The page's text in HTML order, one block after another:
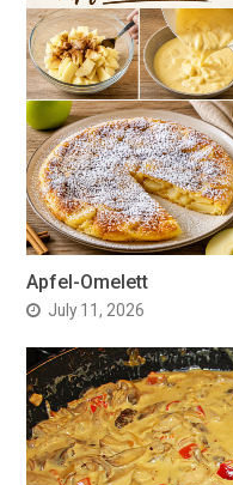
Apfel-Omelett
July 11, 2026